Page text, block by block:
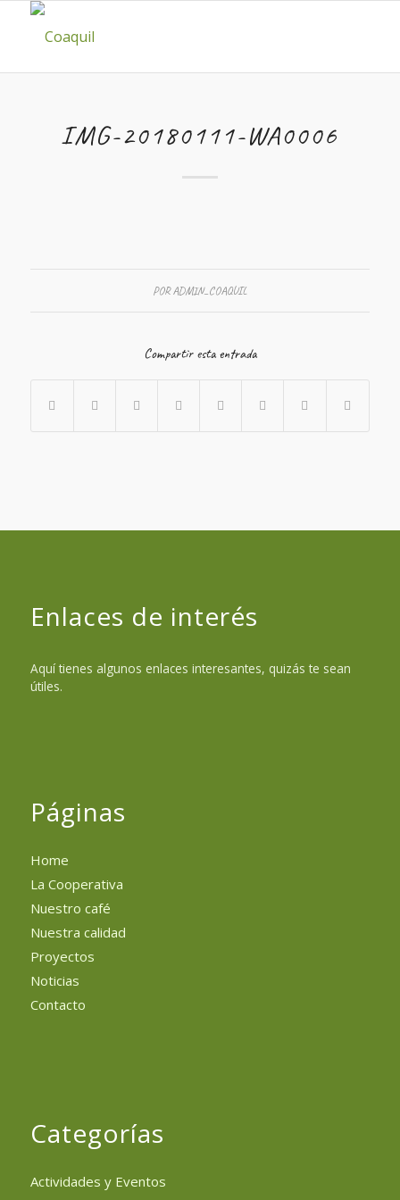
IMG-20180111-WA0006
PORADMIN_COAQUIL
Compartir esta entrada
Enlaces de interés
Aquí tienes algunos enlaces interesantes, quizás te sean
útiles.
Páginas
Home
La Cooperativa
Nuestro café
Nuestra calidad
Proyectos
Noticias
Contacto
Categorías
Actividades y Eventos